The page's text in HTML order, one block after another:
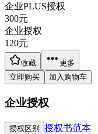
企业PLUS授权
300元
企业授权
120元
收藏
更多
立即购买
加入购物车
企业授权
授权区别 授权书范本